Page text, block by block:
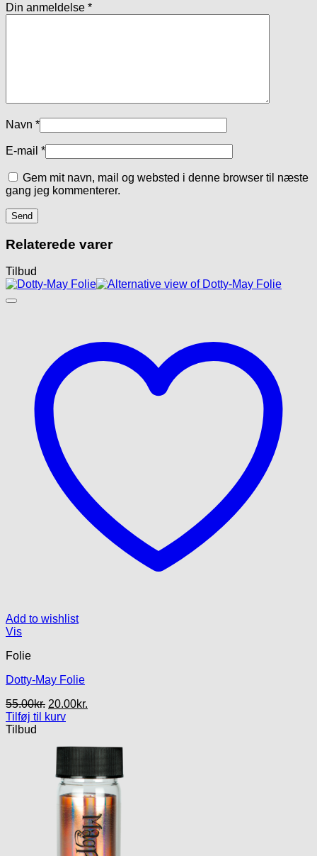
Din anmeldelse *
Navn *
E-mail *
Gem mit navn, mail og websted i denne browser til næste
gang jeg kommenterer.
Relaterede varer
Tilbud
Add to wishlist
Vis
Folie
Dotty-May Folie
55.00kr. Den
oprindelige
55.00kr..
20.00kr.
20.00kr..
Tilføj til kurv
Tilbud